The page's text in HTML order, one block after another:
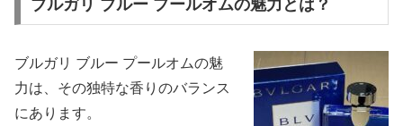
ブルガリ ブルー プールオムの魅力とは？
ブルガリ ブルー プールオムの魅
力は、その独特な香りのバランス
にあります。